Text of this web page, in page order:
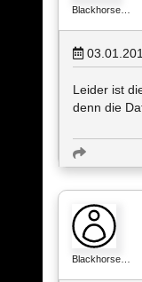
Blackhorse…
Leider ist
denn die
Blackhorse…